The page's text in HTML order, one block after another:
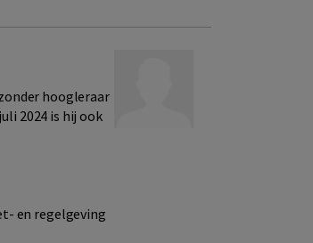
hoogleraar
2024 is hij ook
en regelgeving